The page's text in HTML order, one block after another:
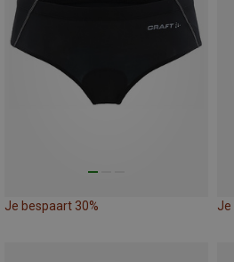
Je bespaart 30% Je